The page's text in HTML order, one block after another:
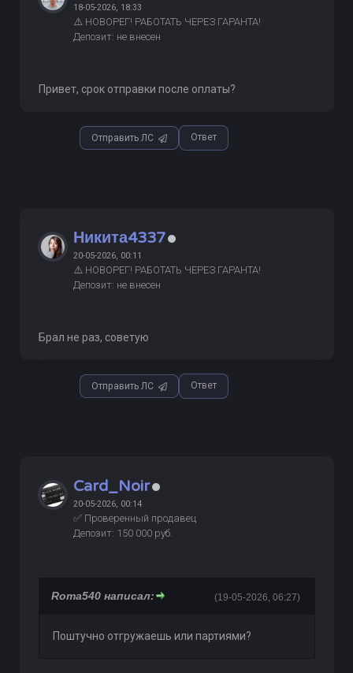
18-05-2026, 18:33
⚠️ НОВОРЕГ! РАБОТАТЬ ЧЕРЕЗ ГАРАНТА!
Депозит: не внесен
Привет, срок отправки после оплаты?
Отправить ЛС Ответ
Никита4337
20-05-2026, 00:11
⚠️ НОВОРЕГ! РАБОТАТЬ ЧЕРЕЗ ГАРАНТА!
Депозит: не внесен
Брал не раз, советую
Отправить ЛС Ответ
Card_Noir
20-05-2026, 00:14
✅ Проверенный продавец
Депозит: 150 000 руб.
(19-05-2026, 06:27)
Roma540 написал:
Поштучно отгружаешь или партиями?